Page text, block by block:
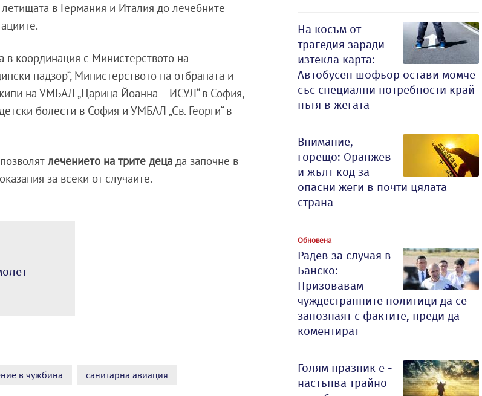
в Германия и Италия до лечебните
в координация с Министерството на
надзор“, Министерството на отбраната и
на УМБАЛ „Царица Йоанна – ИСУЛ“ в София,
болести в София и УМБАЛ „Св. Георги“ в
лечението на трите деца да започне в
за всеки от случаите.
в чужбина
санитарна авиация
На косъм от
трагедия заради
изтекла карта:
Автобусен шофьор остави момче
със специални потребности край
пътя в жегата
Внимание,
горещо: Оранжев
и жълт код за
опасни жеги в почти цялата
страна
Обновена
Радев за случая в
Банско:
Призовавам
чуждестранните политици да се
запознаят с фактите, преди да
коментират
Голям празник е -
настъпва трайно